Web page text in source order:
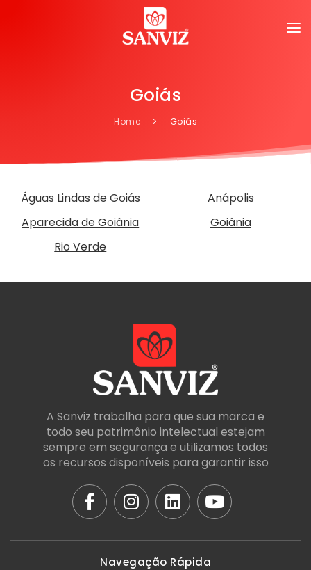
Goiás
Home Goiás
Águas Lindas de Goiás
Anápolis
Aparecida de Goiânia
Goiânia
Rio Verde
A Sanviz trabalha para que sua marca e
todo seu patrimônio intelectual estejam
sempre em segurança e utilizamos todos
os recursos disponíveis para garantir isso
Navegação Rápida